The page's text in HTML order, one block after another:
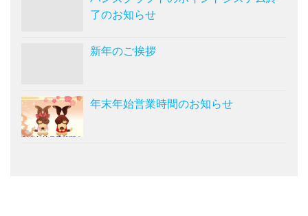
了のお知らせ
新年のご挨拶
年末年始営業時間のお知らせ